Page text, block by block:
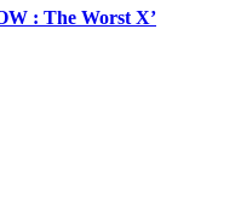
: The Worst X’